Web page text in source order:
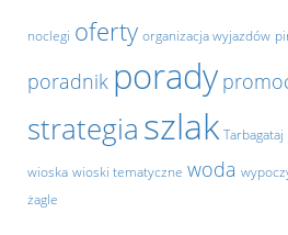
noclegi oferty organizacja wyjazdów
poradnik porady
strategia szlak Tarbagataj
wioska wioski tematyczne woda
żagle